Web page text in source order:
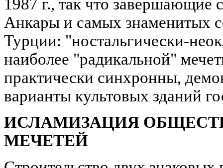
1987 г., так что завершающие
Анкары и самых знаменитых
Турции: "ностальгически-
наиболее "радикальной"
практически синхронны,
варианты культовых зданий
ИСЛАМИЗАЦИЯ
МЕЧЕТЕЙ